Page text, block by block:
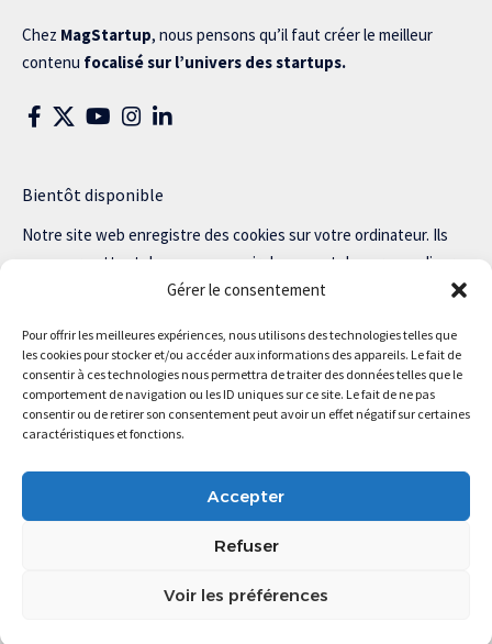
Gérer le consentement
Pour offrir les meilleures expériences, nous utilisons des technologies telles que
les cookies pour stocker et/ou accéder aux informations des appareils. Le fait de
consentir à ces technologies nous permettra de traiter des données telles que le
comportement de navigation ou les ID uniques sur ce site. Le fait de ne pas
consentir ou de retirer son consentement peut avoir un effet négatif sur certaines
caractéristiques et fonctions.
Accepter
Refuser
Voir les préférences
Chez MagStartup, nous pensons qu’il faut créer le meilleur
contenu focalisé sur l’univers des startups.
Bientôt disponible
Notre site web enregistre des cookies sur votre ordinateur. Ils
nous permettent de nous souvenir de vous et de personnaliser
votre expérience sur notre site.
Lisez notre politique de confidentialité pour plus d’informations.
Magstartup.com © 2025 Tous droits réservés.